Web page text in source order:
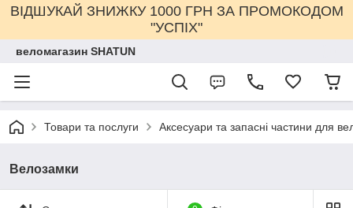
ВІДШУКАЙ ЗНИЖКУ 1000 ГРН ЗА ПРОМОКОДОМ
"УСПІХ"
веломагазин SHATUN
Товари та послуги Аксесуари та запасні частини для
Велозамки